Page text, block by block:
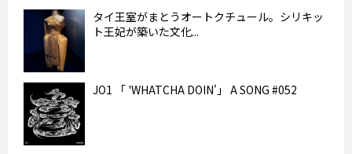
タイ王室がまとうオートクチュール。シリキッ
ト王妃が築いた文化...
JO1 「 'WHATCHA DOIN'」 A SONG #052